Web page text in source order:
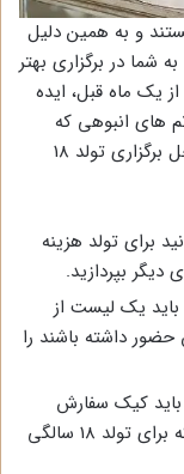
و به همین دلیل
شما در برگزاری بهتر
یک ماه قبل، ایده
تم های انبوهی که
وجود دارند، بهترین گزینه را انتخاب کنید. مراحل برگزاری تولد 18
برای تولد هزینه
بپردازید.
یک لیست از
داشته باشند را
باید کیک سفارش
دهید. سعی کنید کیکی را انتخاب کنید که برای تولد 18 سالگی